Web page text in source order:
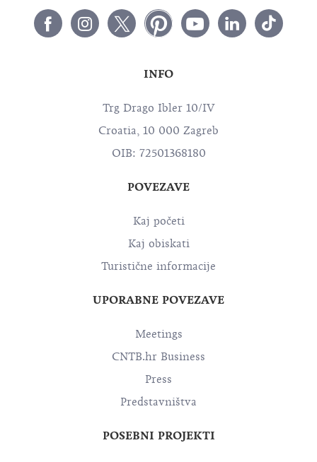
INFO
Trg Drago Ibler 10/IV
Croatia, 10 000 Zagreb
OIB: 72501368180
POVEZAVE
Kaj početi
Kaj obiskati
Turistične informacije
UPORABNE POVEZAVE
Meetings
CNTB.hr Business
Press
Predstavništva
POSEBNI PROJEKTI